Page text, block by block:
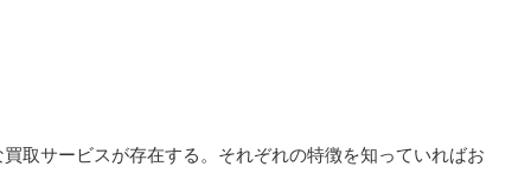
取サービスが存在する。それぞれの特徴を知っていればお